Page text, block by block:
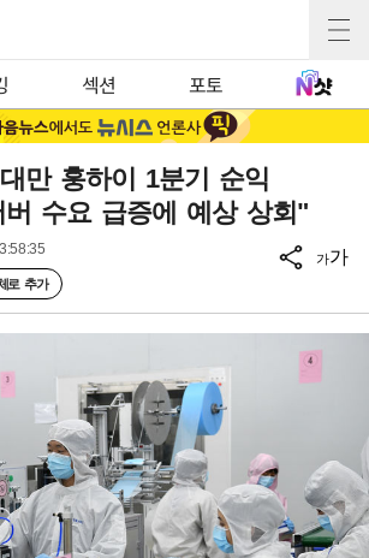
섹션 포토
만 훙하이 1분기 순익
수요 급증에 예상 상회"
로 추가
가가